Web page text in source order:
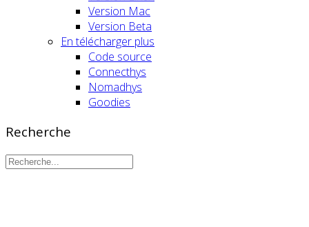
Version Mac
Version Beta
En télécharger plus
Code source
Connecthys
Nomadhys
Goodies
Recherche